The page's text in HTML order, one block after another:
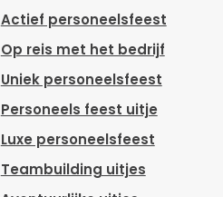
Actief personeelsfeest
Op reis met het bedrijf
Uniek personeelsfeest
Personeels feest uitje
Luxe personeelsfeest
Teambuilding uitjes